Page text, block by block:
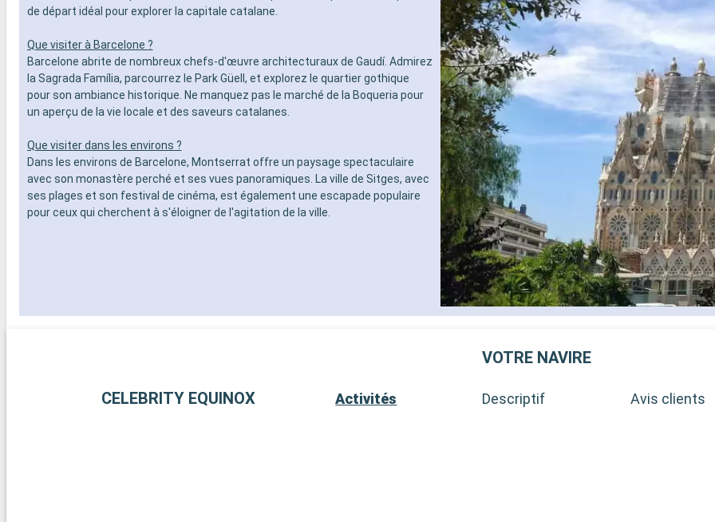
de départ idéal pour explorer la capitale catalane.
Que visiter à Barcelone ?
Barcelone abrite de nombreux chefs-d'œuvre architecturaux de Gaudí. Admirez
la Sagrada Família, parcourrez le Park Güell, et explorez le quartier gothique
pour son ambiance historique. Ne manquez pas le marché de la Boqueria pour
un aperçu de la vie locale et des saveurs catalanes.
Que visiter dans les environs ?
Dans les environs de Barcelone, Montserrat offre un paysage spectaculaire
avec son monastère perché et ses vues panoramiques. La ville de Sitges, avec
ses plages et son festival de cinéma, est également une escapade populaire
pour ceux qui cherchent à s'éloigner de l'agitation de la ville.
VOTRE NAVIRE
CELEBRITY EQUINOX Activités Descriptif Avis clients